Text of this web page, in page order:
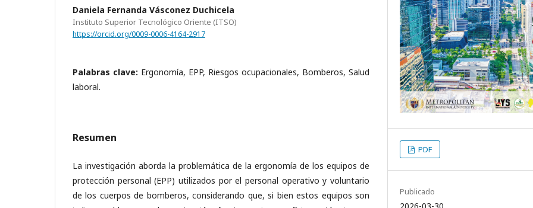
Daniela Fernanda Vásconez Duchicela
Instituto Superior Tecnológico Oriente (ITSO)
https://orcid.org/0009-0006-4164-2917
Palabras clave: Ergonomía, EPP, Riesgos ocupacionales, Bomberos, Salud
laboral.
Resumen
La investigación aborda la problemática de la ergonomía de los equipos de
protección personal (EPP) utilizados por el personal operativo y voluntario
de los cuerpos de bomberos, considerando que, si bien estos equipos son
PDF
Publicado